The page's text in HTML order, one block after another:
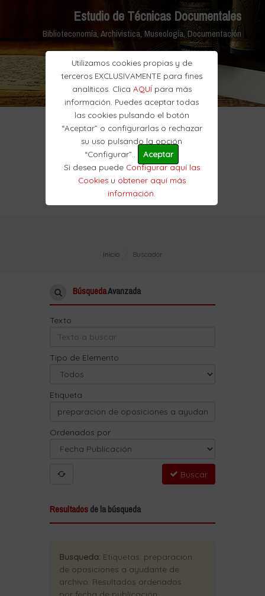
Utilizamos cookies propias y de
terceros EXCLUSIVAMENTE para fines
analíticos. Clica AQUÍpara más
información. Puedes aceptar todas
las cookies pulsando el botón
“Aceptar” o configurarlas o rechazar
su uso pulsando la opción
“Configurar”..
Aceptar
Si desea puede Configurar aquí las
Cookiesu obtener aquí más
información
Estudio de Técnicas Documentales
Biblioteconomía, Archivistica, Museología, Documentación
Inicio Buscador
BúsquedaAvanzada
Texto
Tipo de Elemento
Etiqueta
Ordenados por
Buscar
Resultadosde la búsqueda
Busqueda: Etiquetas: preparacion
de oposiciones a ayudante de
archivo. Resultados ordenados